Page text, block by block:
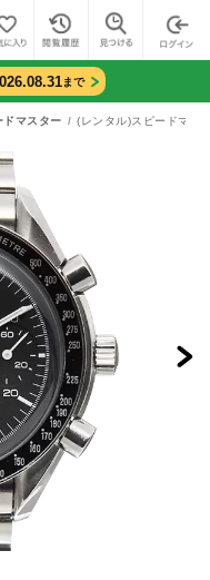
まで
ドマスター (レンタル)スピードマス